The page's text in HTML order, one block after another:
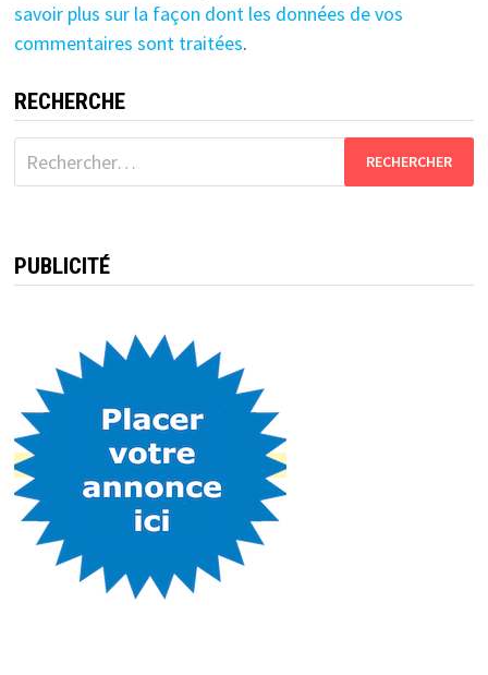
savoir plus sur la façon dont les données de vos
commentaires sont traitées.
RECHERCHE
Rechercher :
PUBLICITÉ